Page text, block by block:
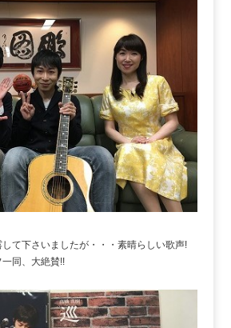
て下さいましたが・・・素晴らしい歌声!
同、大絶賛!!